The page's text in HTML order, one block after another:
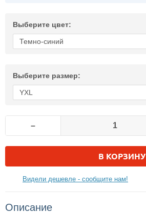
Выберите цвет:
Выберите размер:
–
В КОРЗИНУ
Видели дешевле - сообщите нам!
Описание